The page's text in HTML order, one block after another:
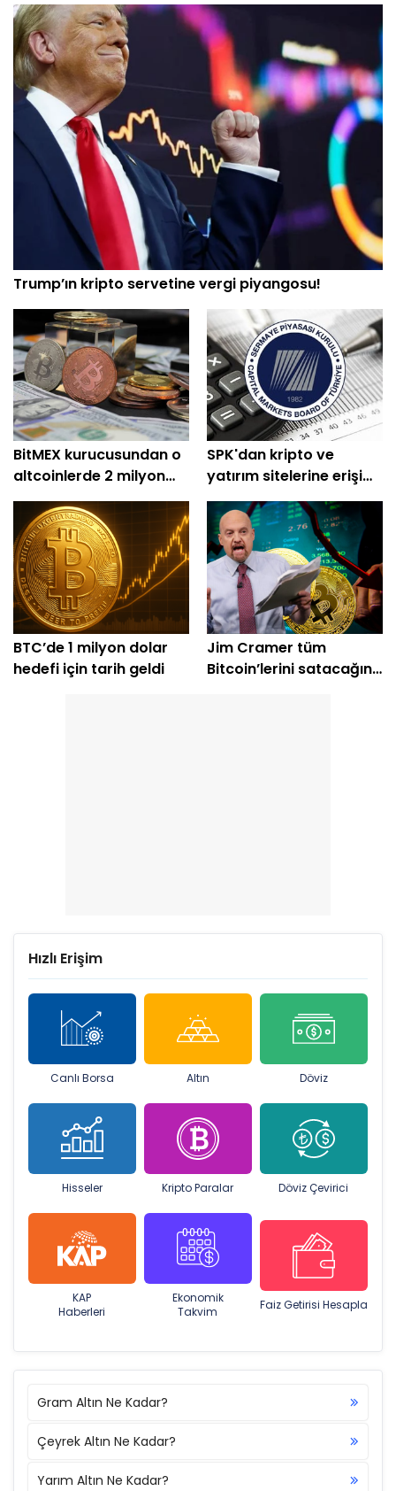
Trump’ın kripto servetine vergi piyangosu!
BitMEX kurucusundan o
altcoinlerde 2 milyon
dolarlık alım
SPK'dan kripto ve
yatırım sitelerine erişim
engeli
BTC’de 1 milyon dolar
hedefi için tarih geldi
Jim Cramer tüm
Bitcoin’lerini satacağını
Hızlı Erişim
Canlı Borsa Altın Döviz
Hisseler Kripto Paralar Döviz Çevirici
KAP
Haberleri
Ekonomik
Takvim
Faiz Getirisi Hesapla
Gram Altın Ne Kadar?
Çeyrek Altın Ne Kadar?
Yarım Altın Ne Kadar?